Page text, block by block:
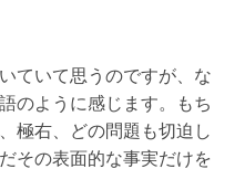
ていて思うのですが、な
のように感じます。もち
極右、どの問題も切迫し
その表面的な事実だけを